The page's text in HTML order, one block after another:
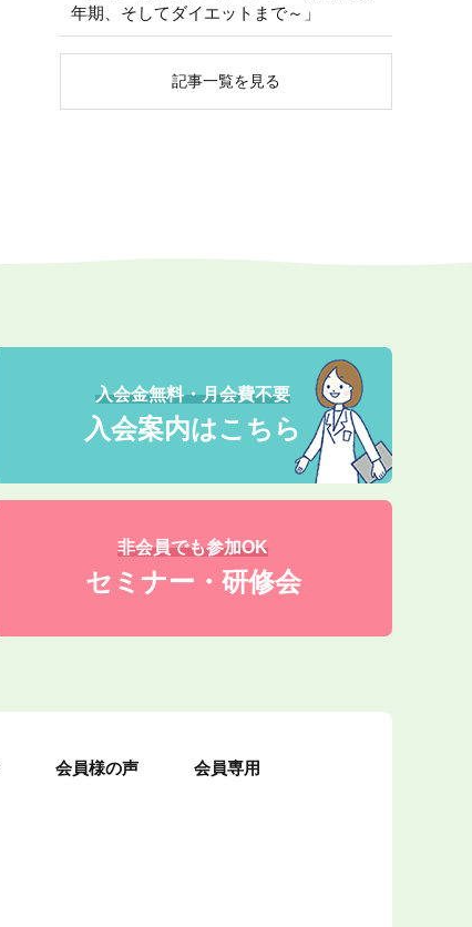
年期、そしてダイエットまで～」
記事一覧を見る
入会金無料・月会費不要
入会案内はこちら
非会員でも参加OK
セミナー・研修会
会員様の声 会員専用